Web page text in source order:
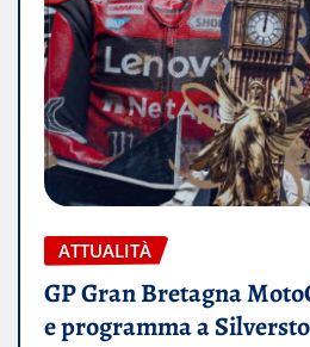
ATTUALITÀ
GP Gran Bretagna
e programma a